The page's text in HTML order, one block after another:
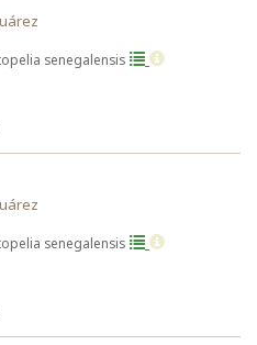
senegalensis
senegalensis